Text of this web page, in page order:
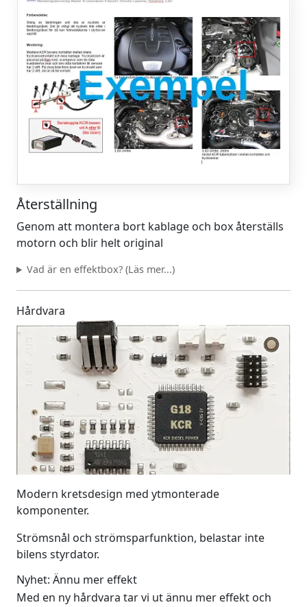
Återställning
Genom att montera bort kablage och box återställs
motorn och blir helt original
Vad är en effektbox? (Läs mer...)
Hårdvara
Modern kretsdesign med ytmonterade
komponenter.
Strömsnål och strömsparfunktion, belastar inte
bilens styrdator.
Nyhet: Ännu mer effekt
Med en ny hårdvara tar vi ut ännu mer effekt och